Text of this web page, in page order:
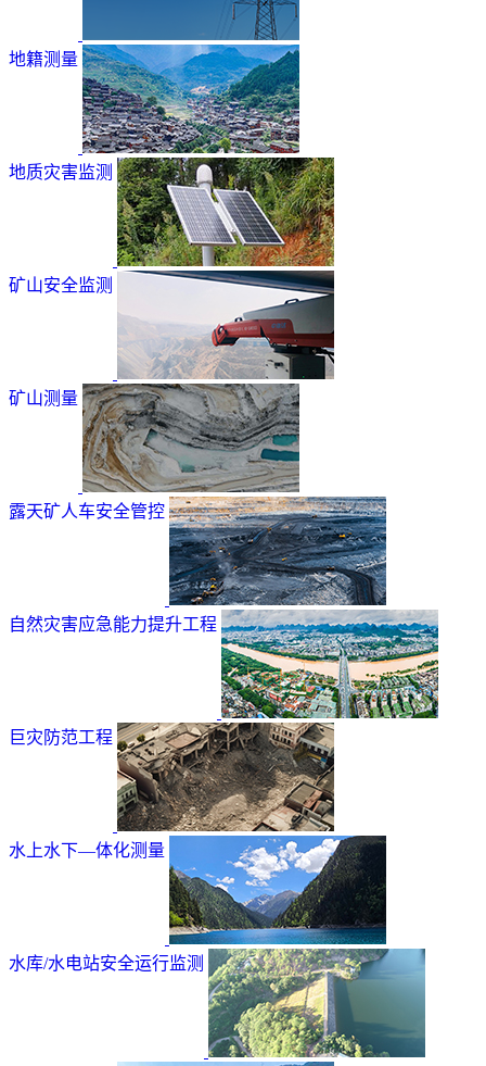
地籍测量
地质灾害监测
矿山安全监测
矿山测量
露天矿人车安全管控
自然灾害应急能力提升工程
巨灾防范工程
水上水下—体化测量
水库/水电站安全运行监测